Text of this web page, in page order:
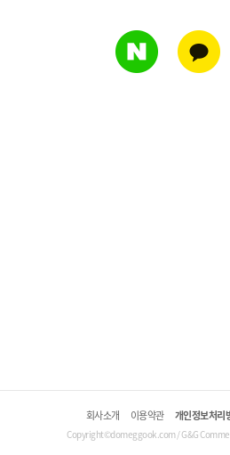
회사소개 이용약관 개인정보처리
Copyright©domeggook.com / G&G